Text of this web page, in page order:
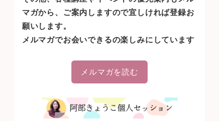
マガから、ご案内しますので宜しければ登録お
願いします。
メルマガでお会いできるの楽しみにしています
メルマガを読む